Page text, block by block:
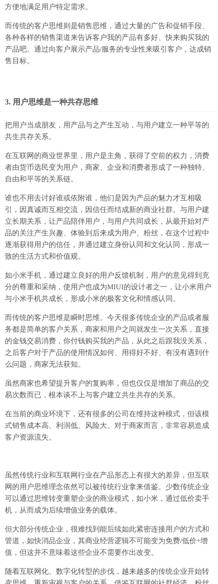
方便地满足用户特定需求。
而传统的客户思维则是销售思维，通过大量的广告和促销手段、
各种各样的销售渠道来告诉客户我的产品有多好、快来购买我的
产品吧。通过向客户展示产品/服务的专业性来吸引客户，达成销
售目标。
3. 用户思维是一种共存思维
把用户当成朋友，用产品与之产生互动，与用户建立一种平等的
共生共存关系。
在互联网的商业世界里，用户是主角，获得了空前的权力，消费
者由货币选民变为用户，商家、企业和消费者形成了一种独特、
自由和平等的关系链。
谁也不用去讨好谁或依附谁，他们是因为产品的魅力才互相吸
引，因真诚而互相交流，因信任而结成新的商业社群。与用户建
立长期关系，让产品陪伴用户，与用户共同成长，从最开始对产
品的关注产生兴趣、体验到后来成为用户、粉丝，在这个过程中
逐渐获得用户的信任，并通过建立身份认同和文化认同，形成一
致的生活方式和价值观。
如小米手机，通过建立良好的用户反馈机制，用户的意见得到充
分的尊重和采纳，使用户也成为MIUI的设计者之一，让小米用户
与小米手机共成长，形成小米的极客文化和情感认同。
而传统的客户思维是瞬时思维。今天很多传统企业的产品或者服
务都是简单的客户关系，商家和用户之间就发生一次关系，直接
的金钱交易消费，你付钱购买我的产品，从此之后跟我没关系，
之后客户对于产品的使用情况如何、用得好不好、有没有遇到什
么问题，商家无法获知。
虽然商家也希望提升客户的复购率，但也仅仅是增加了商品的交
易次数而已，根本谈不上与客户建立共生共存的关系。
在当前的商业环境下，还有很多的公司在维持这种模式，但该模
式销售成本高、利润低、风险大。对于商家而言，非常容易造成
客户资源流失。
虽然传统行业和互联网行业在产品形态上有很大的差异，但互联
网的用户思维理念依然可以被传统行业拿来借鉴。少数传统企业
可以通过思维转变重塑企业的商业模式，如小米，通过低价卖手
机，从而成为后续增值业务的载体。
但大部分传统企业，很难找到能后续如此紧密连接用户的方式和
管道，如快消品企业，其商业经营逻辑不可能变为免费/低价+增
值，但这并不意味着这些企业不需要作出改变。
随着互联网化、数字化转型的步伐，越来越多的传统企业开始转